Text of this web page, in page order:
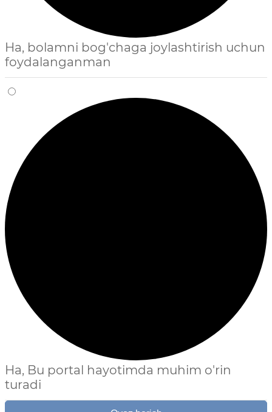
Ha, bolamni bog'chaga joylashtirish uchun
foydalanganman
Ha, Bu portal hayotimda muhim o'rin
turadi